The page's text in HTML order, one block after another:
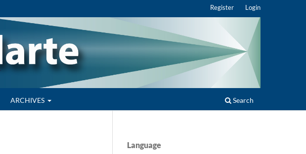
ARCHIVES Search
Register Login
Language